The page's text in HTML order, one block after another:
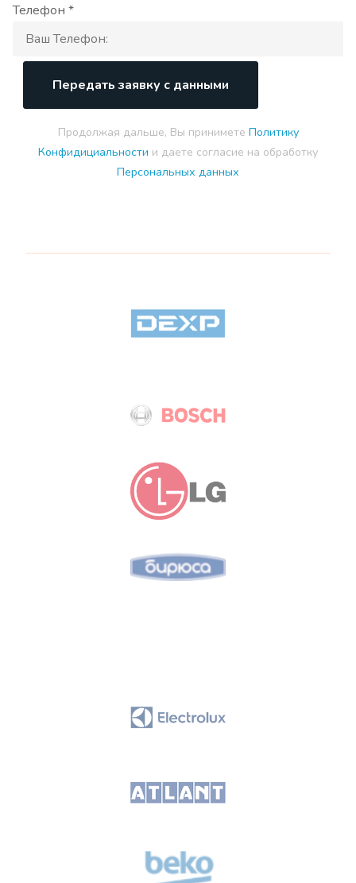
Телефон *
Передать заявку с данными
Продолжая дальше, Вы принимете Политику
Конфидициальности и даете согласие на обработку
Персональных данных